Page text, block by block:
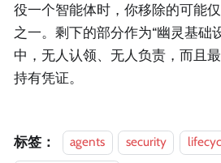
役一个智能体时，你移除的可能
之一。剩下的部分作为“幽灵基础
中，无人认领、无人负责，而且
持有凭证。
标签： agents security